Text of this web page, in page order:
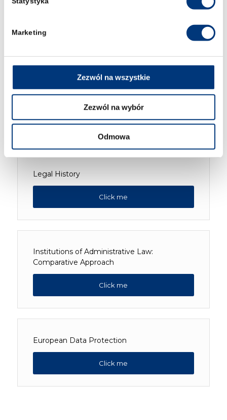
Marketing
Zezwól na wszystkie
Zezwól na wybór
Odmowa
Philosophy and Theory of Law
Click me
Legal History
Click me
Institutions of Administrative Law:
Comparative Approach
Click me
European Data Protection
Click me